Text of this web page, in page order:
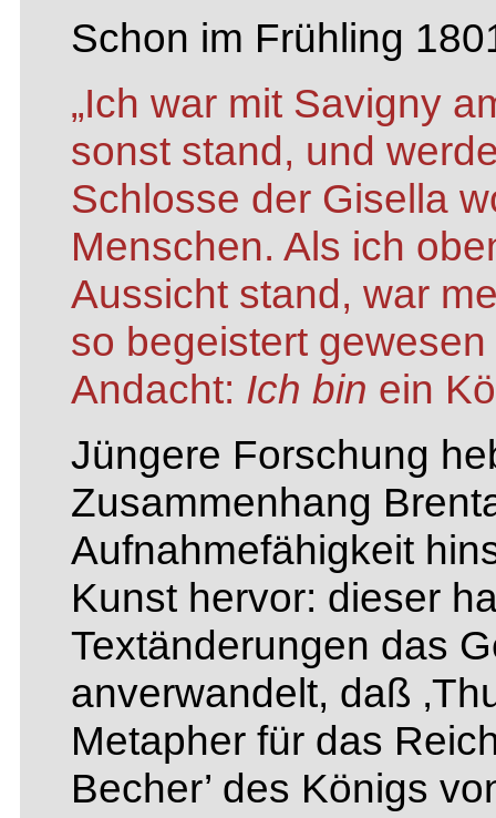
Schon im Frühling
„Ich war mit Savigny
sonst stand, und
Schlosse der Gisella
Menschen. Als ich
Aussicht stand, war
so begeistert
Andacht: Ich bin ein
Jüngere Forschung
Zusammenhang
Aufnahmefähigkeit
Kunst hervor: dieser
Textänderungen das
anverwandelt, daß
Metapher für das
Becher’ des Königs